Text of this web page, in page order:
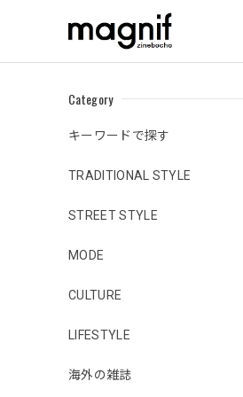
Category
キーワードで探す
TRADITIONAL STYLE
STREET STYLE
MODE
CULTURE
LIFESTYLE
海外の雑誌